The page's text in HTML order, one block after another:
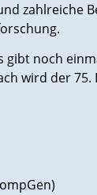
zahlreiche
gibt noch
wird der